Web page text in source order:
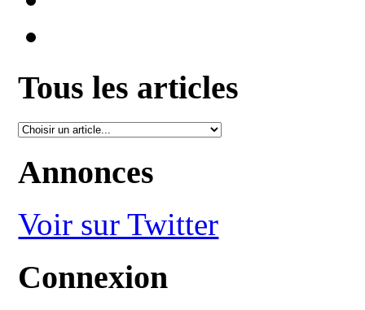
Tous les articles
Annonces
Voir sur Twitter
Connexion